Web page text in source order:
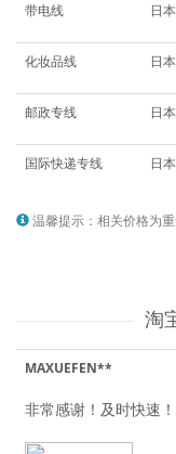
带电线
日本
化妆品线 日本
邮政专线 日本
国际快递专线 日本
温馨提示：相关价格为
淘
MAXUEFEN**
非常感谢！及时快速